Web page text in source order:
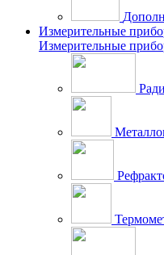
Измерительные
Измерительные